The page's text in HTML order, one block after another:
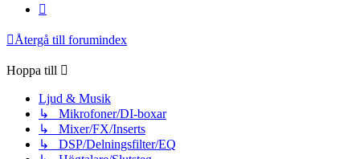
Återgå till forumindex
Hoppa till
Ljud & Musik
↳ Mikrofoner/DI-boxar
↳ Mixer/FX/Inserts
↳ DSP/Delningsfilter/EQ